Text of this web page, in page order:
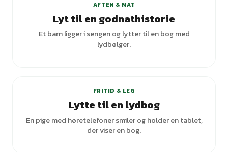
AFTEN & NAT
Lyt til en godnathistorie
Et barn ligger i sengen og lytter til en bog med
lydbølger.
FRITID & LEG
Lytte til en lydbog
En pige med høretelefoner smiler og holder en tablet,
der viser en bog.